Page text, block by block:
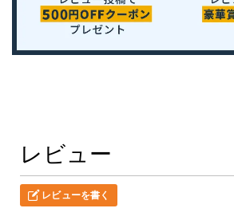
レビュー
レビューを書く